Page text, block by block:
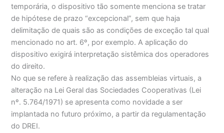
temporária, o dispositivo tão somente menciona se tratar
de hipótese de prazo “excepcional”, sem que haja
delimitação de quais são as condições de exceção tal qual
mencionado no art. 6º, por exemplo. A aplicação do
dispositivo exigirá interpretação sistêmica dos operadores
do direito.
No que se refere à realização das assembleias virtuais, a
alteração na Lei Geral das Sociedades Cooperativas (Lei
nº. 5.764/1971) se apresenta como novidade a ser
implantada no futuro próximo, a partir da regulamentação
do DREI.